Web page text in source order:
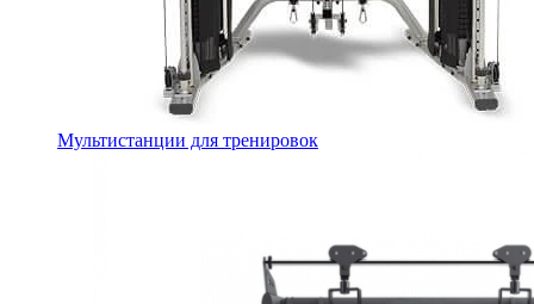
Мультистанции для тренировок